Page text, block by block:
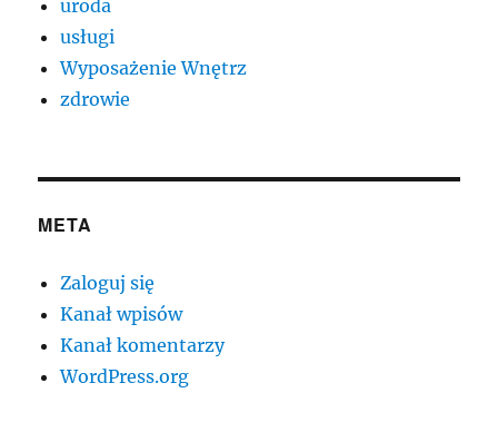
uroda
usługi
Wyposażenie Wnętrz
zdrowie
META
Zaloguj się
Kanał wpisów
Kanał komentarzy
WordPress.org